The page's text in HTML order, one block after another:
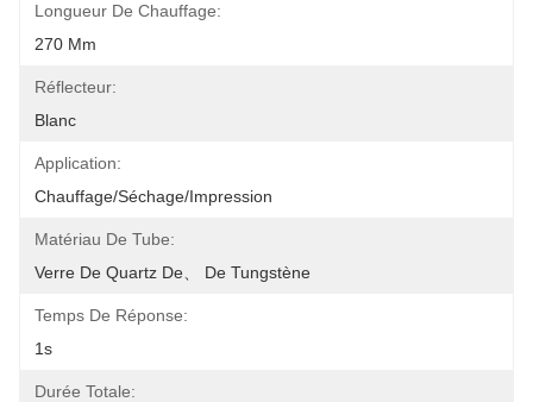
Longueur De Chauffage:
270 Mm
Réflecteur:
Blanc
Application:
Chauffage/séchage/impression
Matériau De Tube:
Verre De Quartz De、 De Tungstène
Temps De Réponse:
1s
Durée Totale: